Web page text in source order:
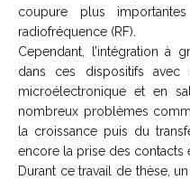
coupure plus
radiofréquence (RF).
Cependant, l’intégration à
dans ces dispositifs
microélectronique et en
nombreux problèmes
la croissance puis du
encore la prise des contacts
Durant ce travail de thèse,